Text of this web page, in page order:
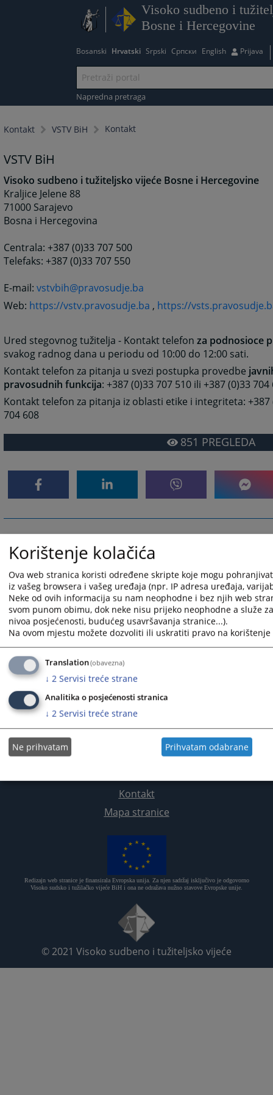
Visoko sudbeno i
Bosne i Hercegovine
Bosanski Hrvatski Srpski Српски English Prijava
Napredna pretraga
Kontakt VSTV BiH Kontakt
VSTV BiH
Visoko sudbeno i tužiteljsko vijeće Bosne i Hercegovine
Kraljice Jelene 88
71000 Sarajevo
Bosna i Hercegovina
Centrala: +387 (0)33 707 500
Telefaks: +387 (0)33 707 550
E-mail:vstvbih@pravosudje.ba
Web: https://vstv.pravosudje.ba , https://
Ured stegovnog tužitelja - Kontakt telefonza podnosioce
svakog radnog dana u periodu od 10:00 do 12:00 sati.
Kontakt telefon za pitanja u svezi postupka provedbe
pravosudnih funkcija: +387 (0)33 707 510 ili +387 (0)33 704
Kontakt telefon za pitanja iz oblasti etike i integriteta: +387
704 608
851 PREGLEDA
1 - 1 / 1
1
Kontakt
Mapa stranice
Redizajn web stranice je finansirala Evropska unija. Za njen sadržaj isključivo je odgovorno
Visoko sudsko i tužilačko vijeće BiH i ona ne odražava nužno stavove Evropske unije.
© 2021 Visoko sudbeno i tužiteljsko vijeće
Korištenje kolačića
Ova web stranica koristi određene skripte koje mogu
iz vašeg browsera i vašeg uređaja (npr. IP adresa uređaja,
Neke od ovih informacija su nam neophodne i bez njih web
svom punom obimu, dok neke nisu prijeko neophodne a služe
nivoa posjećenosti, budućeg usavršavanja stranice...).
Na ovom mjestu možete dozvoliti ili uskratiti pravo na
Translation(obavezna)
↓ 2 Servisi treće strane
Analitika o posjećenosti stranica
↓ 2 Servisi treće strane
Ne prihvatam Prihvatam odabrane